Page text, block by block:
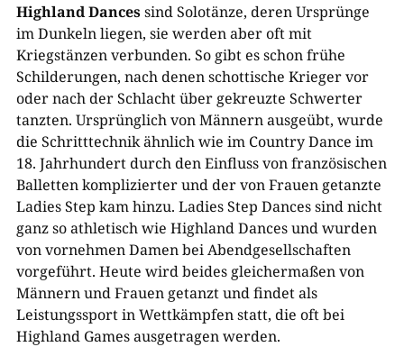
Highland Dancessind Solotänze, deren Ursprünge
im Dunkeln liegen, sie werden aber oft mit
Kriegstänzen verbunden. So gibt es schon frühe
Schilderungen, nach denen schottische Krieger vor
oder nach der Schlacht über gekreuzte Schwerter
tanzten. Ursprünglich von Männern ausgeübt, wurde
die Schritttechnik ähnlich wie im Country Dance im
18. Jahrhundert durch den Einfluss von französischen
Balletten komplizierter und der von Frauen getanzte
Ladies Step kam hinzu. Ladies Step Dances sind nicht
ganz so athletisch wie Highland Dances und wurden
von vornehmen Damen bei Abendgesellschaften
vorgeführt. Heute wird beides gleichermaßen von
Männern und Frauen getanzt und findet als
Leistungssport in Wettkämpfen statt, die oft bei
Highland Games ausgetragenwerden.